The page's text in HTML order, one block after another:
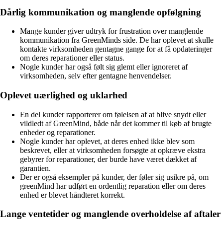
Dårlig kommunikation og manglende opfølgning
Mange kunder giver udtryk for frustration over manglende
kommunikation fra GreenMinds side. De har oplevet at skulle
kontakte virksomheden gentagne gange for at få opdateringer
om deres reparationer eller status.
Nogle kunder har også følt sig glemt eller ignoreret af
virksomheden, selv efter gentagne henvendelser.
Oplevet uærlighed og uklarhed
En del kunder rapporterer om følelsen af at blive snydt eller
vildledt af GreenMind, både når det kommer til køb af brugte
enheder og reparationer.
Nogle kunder har oplevet, at deres enhed ikke blev som
beskrevet, eller at virksomheden forsøgte at opkræve ekstra
gebyrer for reparationer, der burde have været dækket af
garantien.
Der er også eksempler på kunder, der føler sig usikre på, om
greenMind har udført en ordentlig reparation eller om deres
enhed er blevet håndteret korrekt.
Lange ventetider og manglende overholdelse af aftaler